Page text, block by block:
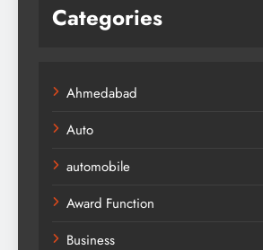
Categories
Ahmedabad
Auto
automobile
Award Function
Business